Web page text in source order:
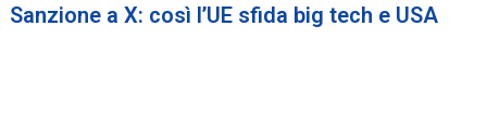
Sanzione a X: così l’UE sfida big tech e USA